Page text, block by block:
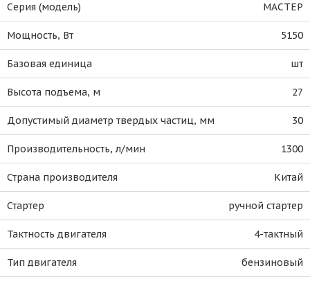
Серия (модель) МАСТЕР
Мощность, Вт 5150
Базовая единица шт
Высота подъема, м 27
Допустимый диаметр твердых частиц, мм 30
Производительность, л/мин 1300
Страна производителя Китай
Стартер ручной стартер
Тактность двигателя 4-тактный
Тип двигателя бензиновый